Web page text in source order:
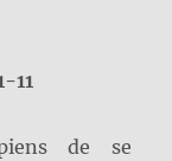
11
de se